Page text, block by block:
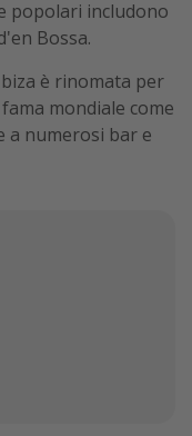
popolari includono
Bossa.
è rinomata per
mondiale come
a numerosi bar e